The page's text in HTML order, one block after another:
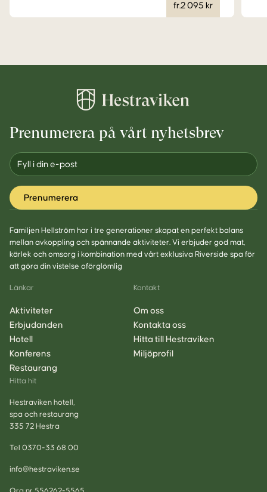
fr.2 095 kr
Prenumerera på vårt nyhetsbrev
Familjen Hellström har i tre generationer skapat en perfekt balans
mellan avkoppling och spännande aktiviteter. Vi erbjuder god mat,
kärlek och omsorg i kombination med vårt exklusiva Riverside spa för
att göra din vistelse oförglömlig
Länkar
Aktiviteter
Erbjudanden
Hotell
Konferens
Restaurang
Kontakt
Om oss
Kontakta oss
Hitta till Hestraviken
Miljöprofil
Hitta hit
Hestraviken hotell,
spa och restaurang
335 72 Hestra
Tel 0370-33 68 00
info@hestraviken.se